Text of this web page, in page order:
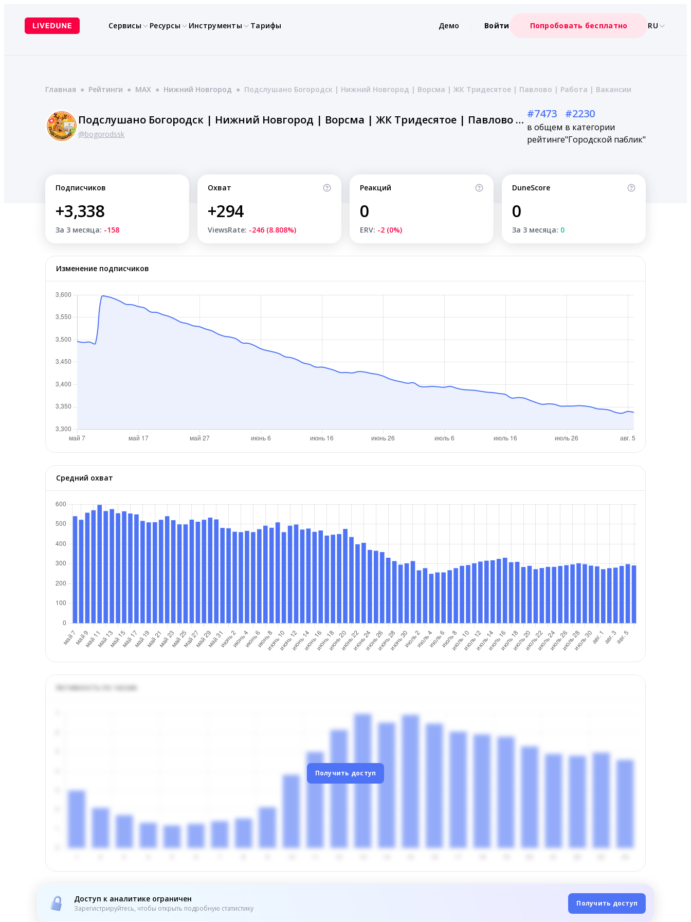
содержимому
Сервисы Ресурсы Инструменты Тарифы Демо Войти Попробовать бесплатно RU
Главная ● Рейтинги ● MAX ● Нижний Новгород ● Подслушано Богородск | Нижний Новгород | Ворсма | ЖК Тридесятое | Павлово | Работа | Вакансии
Подслушано Богородск | Нижний Новгород | Ворсма | ЖК Тридесятое | Павлово | Работа | Вакансии
@bogorodssk
#7473
в общем
рейтинге
#2230
в категории
"Городской паблик"
Подписчиков
+3,338
За 3 месяца: -158
Охват
+294
ViewsRate: -246 (8.808%)
Реакций
0
ERV: -2 (0%)
DuneScore
0
За 3 месяца: 0
Изменение подписчиков
Средний охват
Активность по часам
Получить доступ
Доступ к аналитике ограничен
Зарегистрируйтесь, чтобы открыть подробную статистику
Получить доступ